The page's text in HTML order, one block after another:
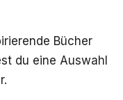
Bücher
du eine Auswahl